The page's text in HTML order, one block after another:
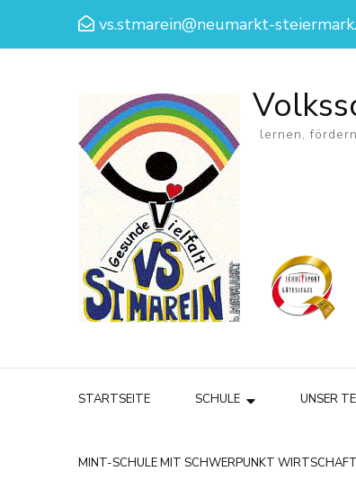
vs.stmarein@neumarkt-
lernen,
STARTSEITE SCHULE UNSER
MINT-SCHULE MIT SCHWERPUNKT WIRTSCHAFT